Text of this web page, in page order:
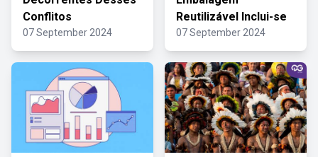
Conflitos
07 September 2024
Reutilizável Inclui-se
07 September 2024